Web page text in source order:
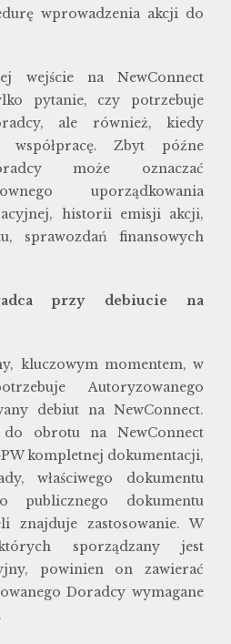
wprowadzenia akcji do
wejście na NewConnect
pytanie, czy potrzebuje
ale również, kiedy
współpracę. Zbyt późne
może oznaczać
uporządkowania
historii emisji akcji,
sprawozdań finansowych
przy debiucie na
kluczowym momentem, w
Autoryzowanego
debiut na NewConnect.
do obrotu na NewConnect
kompletnej dokumentacji,
właściwego dokumentu
publicznego dokumentu
znajduje zastosowanie. W
sporządzany jest
powinien on zawierać
Doradcy wymagane